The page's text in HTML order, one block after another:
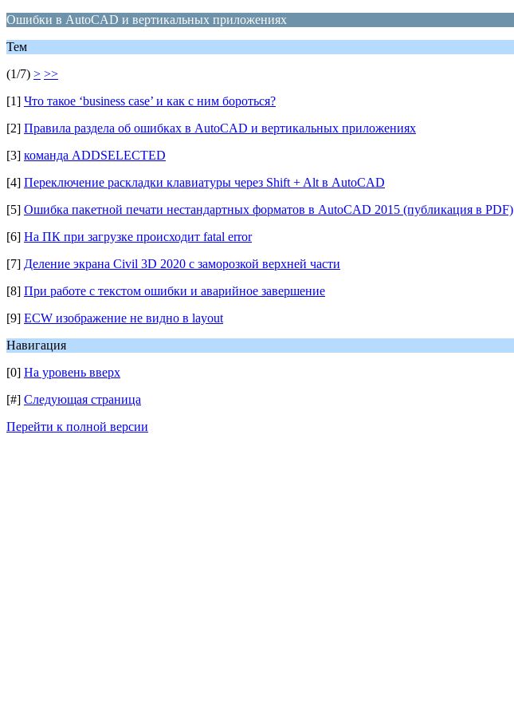
Ошибки в AutoCAD и вертикальных приложениях
Тем
(1/7) > >>
[1] Что такое ‘business case’ и как с ним бороться?
[2] Правила раздела об ошибках в AutoCAD и вертикальных приложениях
[3] команда ADDSELECTED
[4] Переключение раскладки клавиатуры через Shift + Alt в AutoCAD
[5] Ошибка пакетной печати нестандартных форматов в AutoCAD 2015 (публикация в PDF)
[6] На ПК при загрузке происходит fatal error
[7] Деление экрана Civil 3D 2020 с заморозкой верхней части
[8] При работе с текстом ошибки и аварийное завершение
[9] ECW изображение не видно в layout
Навигация
[0] На уровень вверх
[#] Следующая страница
Перейти к полной версии